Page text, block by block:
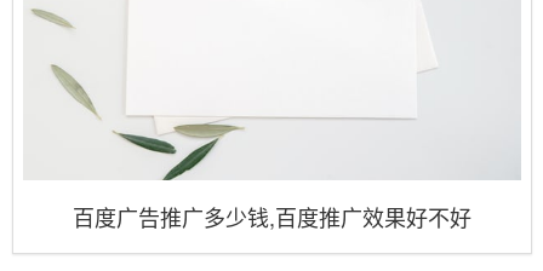
百度广告推广多少钱,百度推广效果好不好